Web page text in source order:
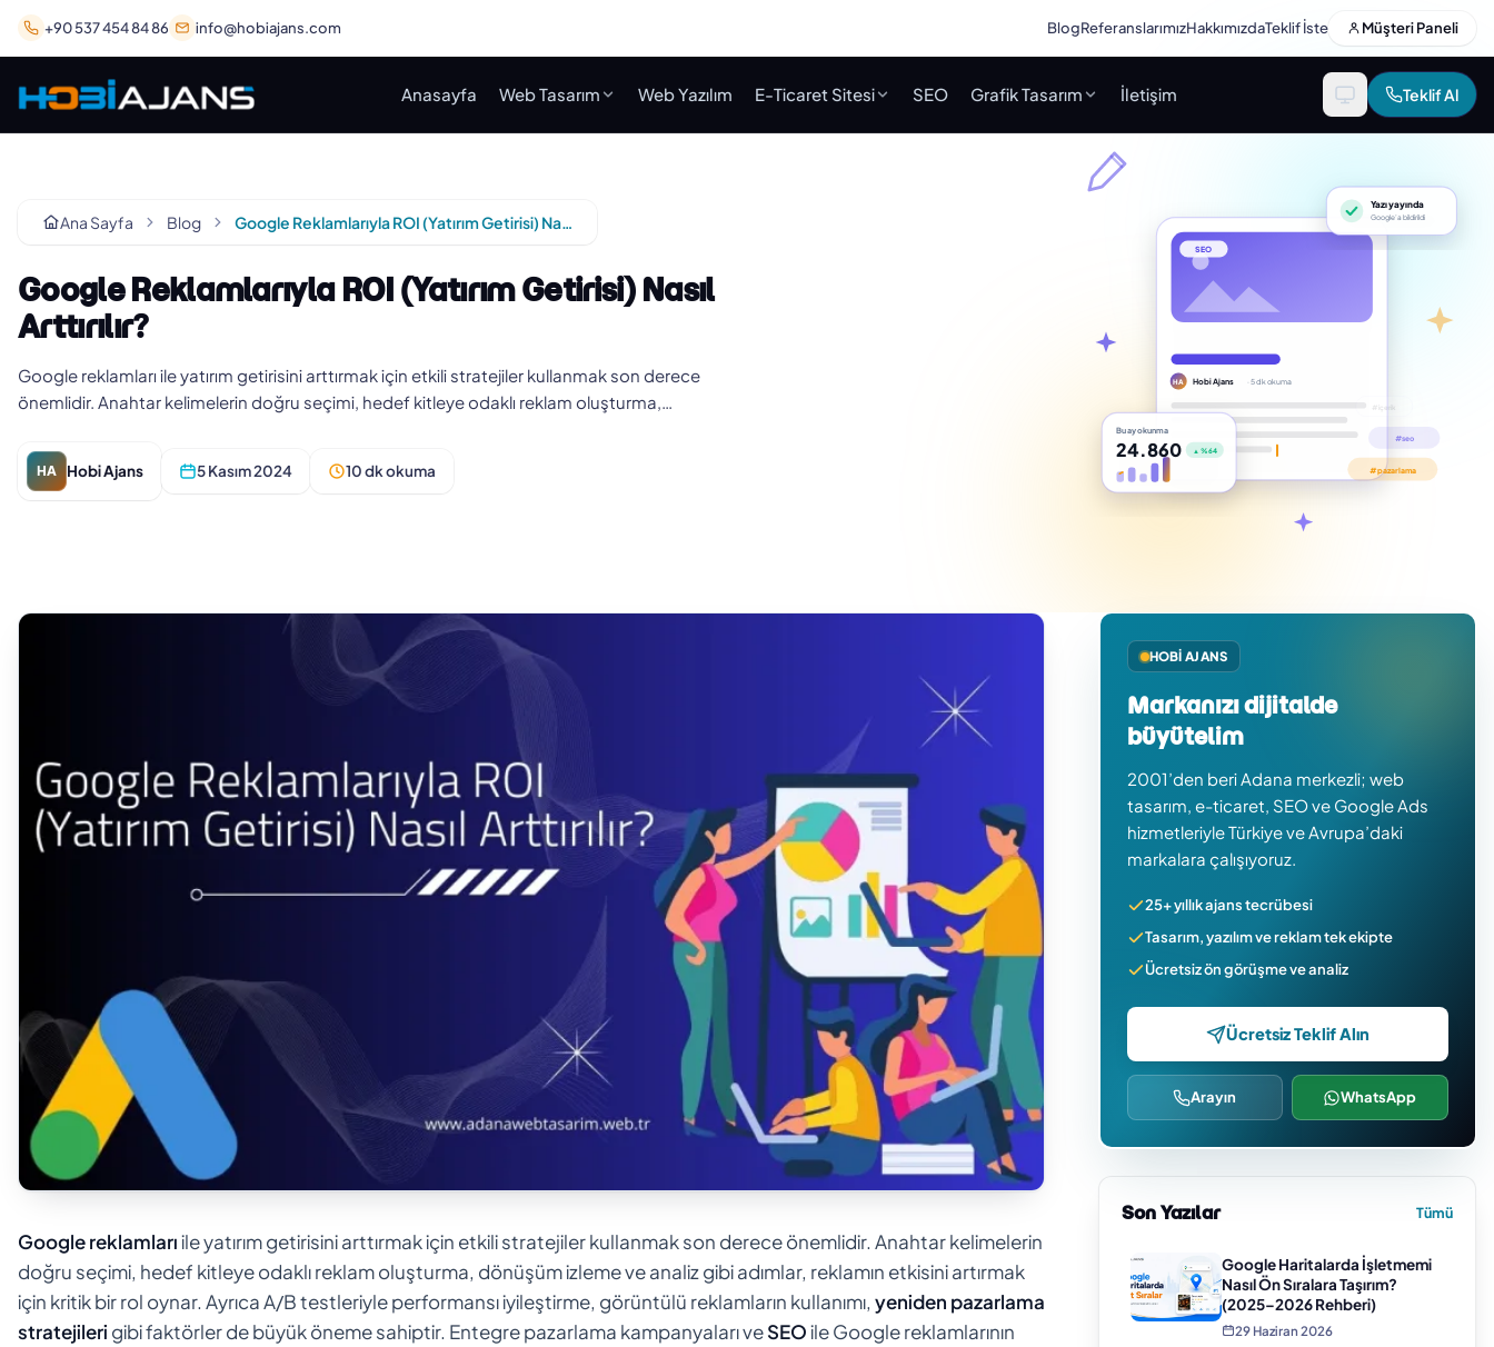
+90 537 454 84 86 info@hobiajans.com BlogReferanslarımızHakkımızdaTeklif İste Müşteri Paneli
Anasayfa Web Tasarım Web Yazılım E-Ticaret Sitesi SEO Grafik Tasarım İletişim Teklif Al
Ana Sayfa Blog Google Reklamlarıyla ROI (Yatırım Getirisi) Nasıl Arttırılır?
Google Reklamlarıyla ROI (Yatırım Getirisi) Nasıl
Arttırılır?
Google reklamları ile yatırım getirisini arttırmak için etkili stratejiler kullanmak son derece
önemlidir. Anahtar kelimelerin doğru seçimi, hedef kitleye odaklı reklam oluşturma,…
HA Hobi Ajans 5 Kasım 2024 10 dk okuma
SEO
HA Hobi Ajans · 5 dk okuma
Yazı yayında
Google’a bildirildi
Bu ay okunma
24.860 ▲ %64
Google reklamlarıile yatırım getirisini arttırmak için etkili stratejiler kullanmak son derece önemlidir. Anahtar kelimelerin
doğru seçimi, hedef kitleye odaklı reklam oluşturma, dönüşüm izleme ve analiz gibi adımlar, reklamın etkisini artırmak
için kritik bir rol oynar. Ayrıca A/B testleriyle performansı iyileştirme, görüntülü reklamların kullanımı, yeniden pazarlama
stratejileri gibi faktörler de büyük öneme sahiptir. Entegre pazarlama kampanyaları veSEOile Google reklamlarının
HOBI AJANS
Markanızı dijitalde
büyütelim
2001’den beri Adana merkezli; web
tasarım, e-ticaret, SEO ve Google Ads
hizmetleriyle Türkiye ve Avrupa’daki
markalara çalışıyoruz.
25+ yıllık ajans tecrübesi
Tasarım, yazılım ve reklam tek ekipte
Ücretsiz ön görüşme ve analiz
Ücretsiz Teklif Alın
Arayın WhatsApp
Son Yazılar Tümü
Google Haritalarda İşletmemi
Nasıl Ön Sıralara Taşırım?
(2025–2026 Rehberi)
29 Haziran 2026